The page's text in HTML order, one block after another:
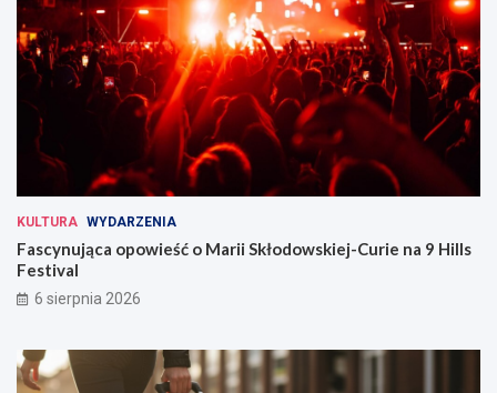
KULTURA WYDARZENIA
Fascynująca opowieść o Marii Skłodowskiej-Curie na 9 Hills
Festival
6 sierpnia 2026